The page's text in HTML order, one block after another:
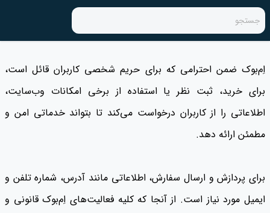
جستجو
اِم‌بوک ضمن احترامی که برای حریم شخصی کاربران قائل است،
برای خرید، ثبت نظر یا استفاده از برخی امکانات وب‌سایت،
اطلاعاتی را از کاربران درخواست می‌کند تا بتواند خدماتی امن و
مطمئن ارائه دهد.
برای پردازش و ارسال سفارش، اطلاعاتی مانند آدرس، شماره تلفن و
ایمیل مورد نیاز است. از آنجا که کلیه فعالیت‌های اِم‌بوک قانونی و